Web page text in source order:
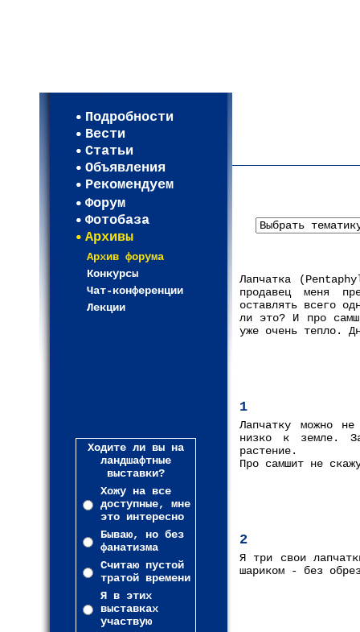
Подробности
Вести
Статьи
Объявления
Рекомендуем
Форум
Фотобаза
Архивы
Архив форума
Конкурсы
Чат-конференции
Лекции
Ходите ли вы на
ландшафтные
выставки?
Хожу на все
доступные, мне
это интересно
Бываю, но без
фанатизма
Считаю пустой
тратой времени
Я в этих
выставках
участвую
Лапчатка
продавец меня
оставлять всего
ли это? И про
уже очень тепло.
1
Лапчатку можно
низко к земле.
растение.
Про самшит не
2
Я три свои
шариком - без